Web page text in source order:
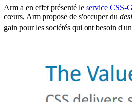
Arm a en effet présenté le service CSS-
cœurs, Arm propose de s'occuper du
gain pour les sociétés qui ont besoin